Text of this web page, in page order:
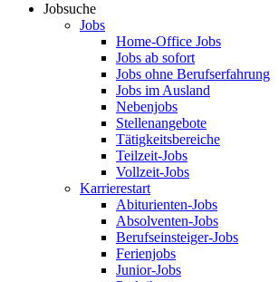
Jobsuche
Jobs
Home-Office Jobs
Jobs ab sofort
Jobs ohne Berufserfahrung
Jobs im Ausland
Nebenjobs
Stellenangebote
Tätigkeitsbereiche
Teilzeit-Jobs
Vollzeit-Jobs
Karrierestart
Abiturienten-Jobs
Absolventen-Jobs
Berufseinsteiger-Jobs
Ferienjobs
Junior-Jobs